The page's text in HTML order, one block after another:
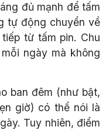
đủ mạnh để tấm
tự động chuyển về
từ tấm pin. Chu
ngày mà không
ban đêm (như bật,
giờ) có thể nói là
Tuy nhiên, điểm